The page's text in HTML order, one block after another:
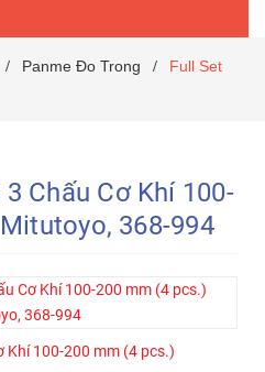
/ Panme Đo Trong /
Full Set
Chấu Cơ Khí 100-
368-994